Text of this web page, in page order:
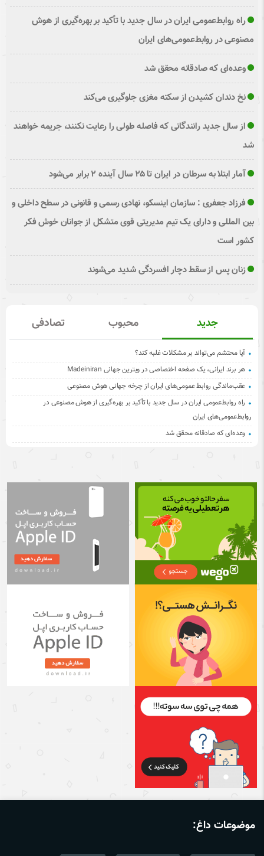
راه روابط‌عمومی ایران در سال جدید با تأکید بر بهره‌گیری از هوش
مصنوعی در روابط‌عمومی‌های ایران
وعده‌ای که صادقانه محقق شد
نخ دندان کشیدن از سکته مغزی جلوگیری می‌کند
از سال جدید رانندگانی که فاصله طولی را رعایت نکنند، جریمه خواهند
شد
آمار ابتلا به سرطان در ایران تا ۲۵ سال آینده ۲ برابر می‌شود
فرزاد جعفری : سازمان اینسکو، نهادی رسمی و قانونی در سطح داخلی و
بین المللی و دارای یک تیم مدیریتی قوی متشکل از جوانان خوش فکر
کشور است
زنان پس از سقط دچار افسردگی شدید می‌شوند
جدید محبوب تصادفی
آیا محتشم می‌تواند بر مشکلات غلبه کند؟
هر برند ایرانی، یک صفحه اختصاصی در ویترین جهانی Madeiniran
عقب‌ماندگی روابط عمومی‌های ایران از چرخه جهانی هوش مصنوعی
راه روابط‌عمومی ایران در سال جدید با تأکید بر بهره‌گیری از هوش مصنوعی در
روابط‌عمومی‌های ایران
وعده‌ای که صادقانه محقق شد
موضوعات داغ: